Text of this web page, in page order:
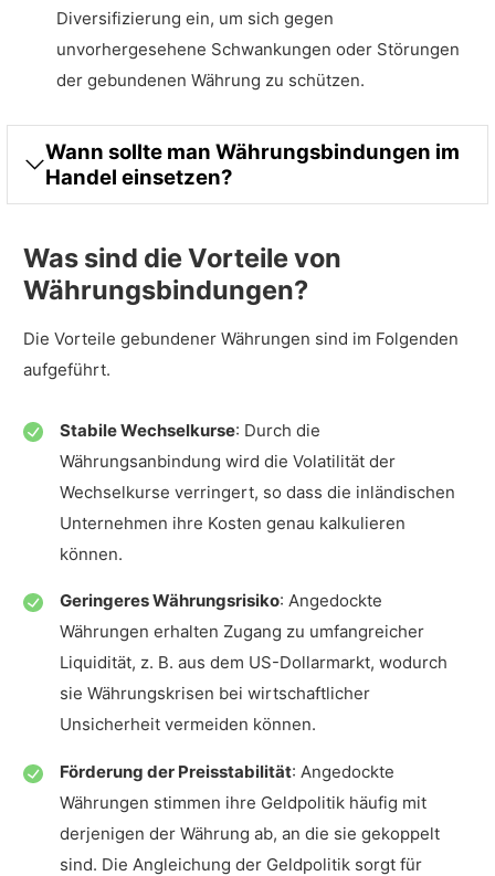
Diversifizierung ein, um sich gegen
unvorhergesehene Schwankungen oder Störungen
der gebundenen Währung zu schützen.
Wann sollte man Währungsbindungen im
Handel einsetzen?
Was sind die Vorteile von
Währungsbindungen?
Die Vorteile gebundener Währungen sind im Folgenden
aufgeführt.
Stabile Wechselkurse: Durch die
Währungsanbindung wird die Volatilität der
Wechselkurse verringert, so dass die inländischen
Unternehmen ihre Kosten genau kalkulieren
können.
Geringeres Währungsrisiko: Angedockte
Währungen erhalten Zugang zu umfangreicher
Liquidität, z. B. aus dem US-Dollarmarkt, wodurch
sie Währungskrisen bei wirtschaftlicher
Unsicherheit vermeiden können.
Förderung der Preisstabilität: Angedockte
Währungen stimmen ihre Geldpolitik häufig mit
derjenigen der Währung ab, an die sie gekoppelt
sind. Die Angleichung der Geldpolitik sorgt für